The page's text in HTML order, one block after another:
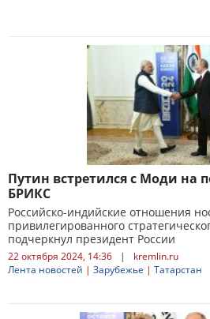
Путин встретился с Моди на
БРИКС
Российско-индийские отношения
привилегированного
подчеркнул президент России
22 октября 2024, 14:36 |
kremlin.ru
Лента новостей | Зарубежье | Татарстан